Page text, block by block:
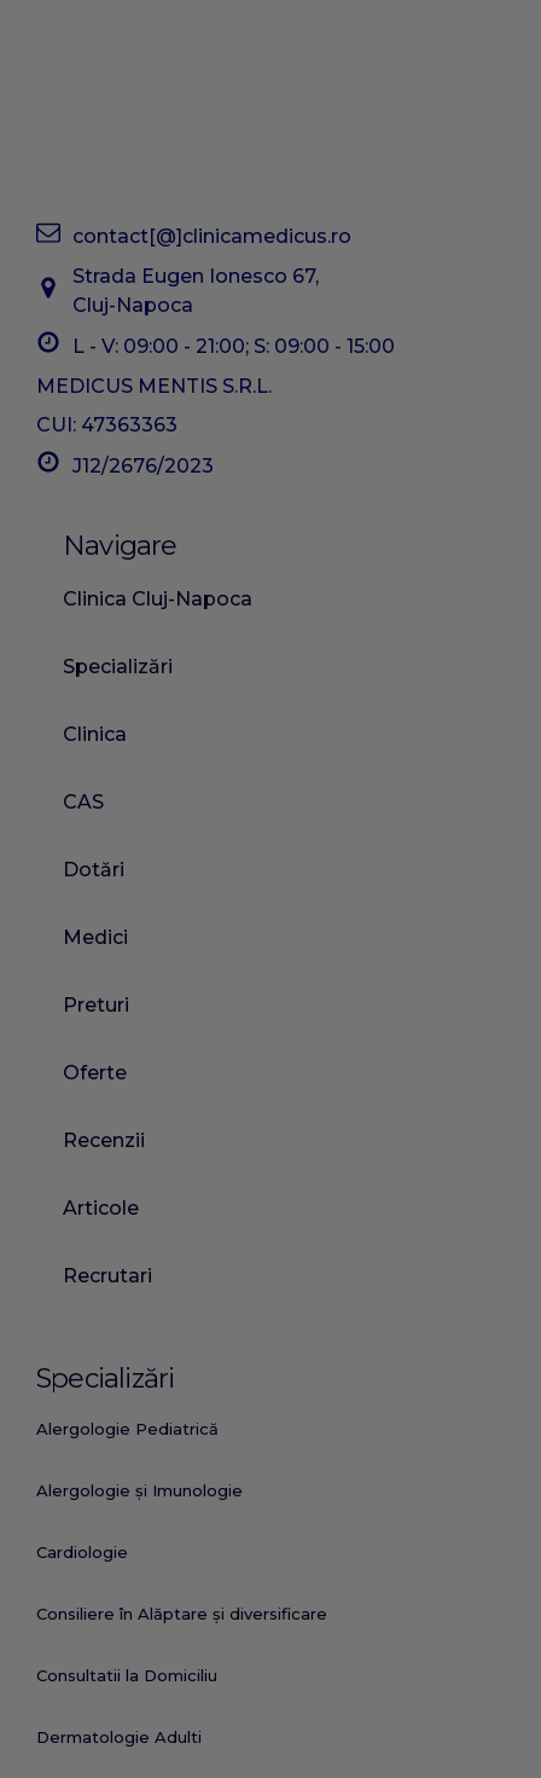
contact[@]clinicamedicus.ro
Strada Eugen Ionesco 67,
Cluj-Napoca
L - V: 09:00 - 21:00; S: 09:00 - 15:00
MEDICUS MENTIS S.R.L.
CUI: 47363363
J12/2676/2023
Navigare
Clinica Cluj-Napoca
Specializări
Clinica
CAS
Dotări
Medici
Preturi
Oferte
Recenzii
Articole
Recrutari
Specializări
Alergologie Pediatrică
Alergologie și Imunologie
Cardiologie
Consiliere în Alăptare și diversificare
Consultatii la Domiciliu
Dermatologie Adulti